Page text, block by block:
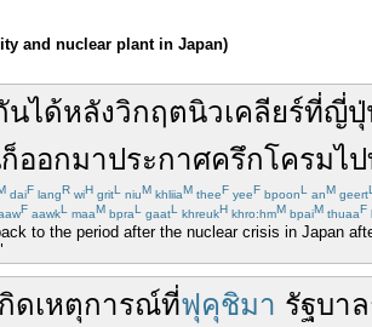
and nuclear plant in Japan)
นได้หลังวิกฤตนิวเคลียร์ที่ญี่ปุ่
ก็ออกมาประกาศครึกโครมไป
daiF langR wiH gritL niuM khliiaM theeF yeeF bpoonL anM geertL
F aawkL maaM bpraL gaatL khreukH khro:hmM bpaiM thuaaF
to the period after the nuclear crisis in Japan
ดเหตุการณ์ที่ฟุคุชิมา รัฐบาล